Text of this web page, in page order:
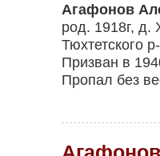
Агафонов
род. 1918г, д.
Тюхтетского
Призван в
Пропал без